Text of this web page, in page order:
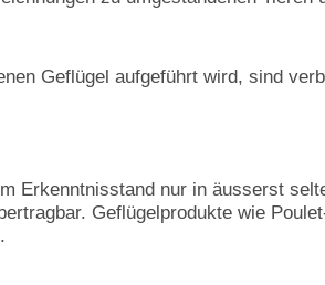
Geflügel aufgeführt wird, sind
Erkenntnisstand nur in äusserst
Geflügelprodukte wie